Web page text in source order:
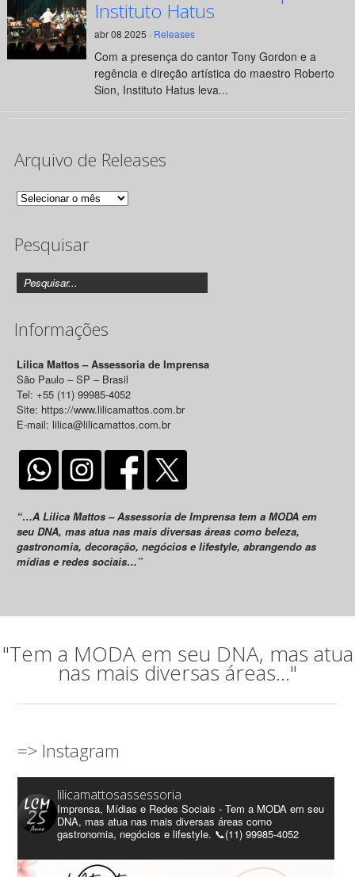
Instituto Hatus
abr 08 2025 · Releases
Com a presença do cantor Tony Gordon e a
regência e direção artística do maestro Roberto
Sion, Instituto Hatus leva...
Arquivo de Releases
Arquivo
Releases
Pesquisar
Informações
Lilica Mattos – Assessoria de Imprensa
São Paulo – SP – Brasil
Tel: +55 (11) 99985-4052
Site: https://www.lilicamattos.com.br
E-mail: lilica@lilicamattos.com.br
“…A Lilica Mattos – Assessoria de Imprensa tem a MODA em
seu DNA, mas atua nas mais diversas áreas como beleza,
gastronomia, decoração, negócios e lifestyle, abrangendo as
mídias e redes sociais…”
"Tem a MODA em seu DNA, mas atua
nas mais diversas áreas..."
=> Instagram
lilicamattosassessoria
Imprensa, Mídias e Redes Sociais - Tem a MODA em seu
DNA, mas atua nas mais diversas áreas como
gastronomia, negócios e lifestyle. 📞(11) 99985-4052